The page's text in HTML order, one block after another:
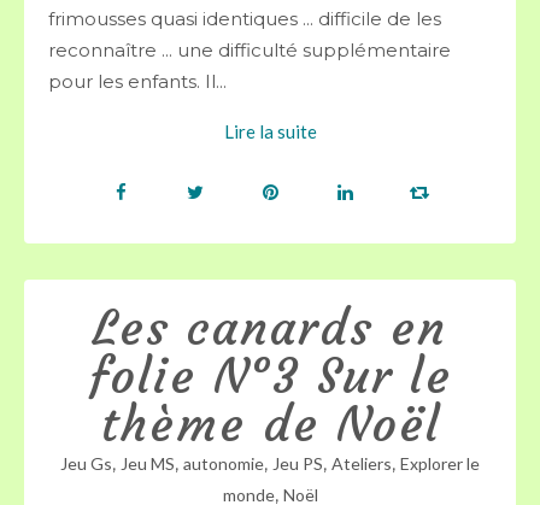
frimousses quasi identiques ... difficile de les
reconnaître ... une difficulté supplémentaire
pour les enfants. Il...
Lire la suite
Les canards en
folie N°3 Sur le
thème de Noël
Jeu Gs, Jeu MS, autonomie, Jeu PS, Ateliers, Explorer le
monde, Noël